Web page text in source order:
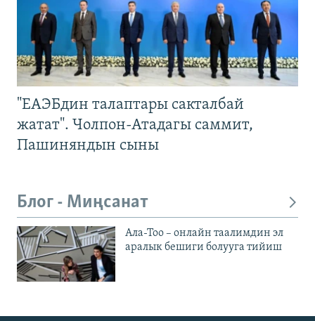
"ЕАЭБдин талаптары сакталбай
жатат". Чолпон-Атадагы саммит,
Пашиняндын сыны
Блог - Миңсанат
Ала-Тоо – онлайн таалимдин эл
аралык бешиги болууга тийиш